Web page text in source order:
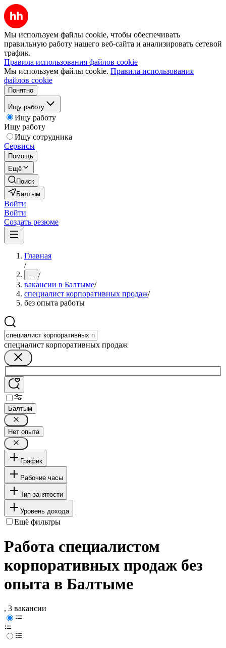
Мы используем файлы cookie, чтобы обеспечивать
правильную работу нашего веб-сайта и анализировать сетевой
трафик.
Правила использования файлов cookie
Мы используем файлы cookie. Правила использования
файлов cookie
Понятно
Ищу работу
Ищу работу
Ищу работу
Ищу сотрудника
Сервисы
Помощь
Ещё
Поиск
Балтым
Войти
Войти
Создать резюме
Главная
/
... /
вакансии в Балтыме/
специалист корпоративных продаж/
без опыта работы
специалист корпоративных продаж
Балтым
Нет опыта
График
Рабочие часы
Тип занятости
Уровень дохода
Ещё фильтры
Работа специалистом
корпоративных продаж без
опыта в Балтыме
, 3 вакансии